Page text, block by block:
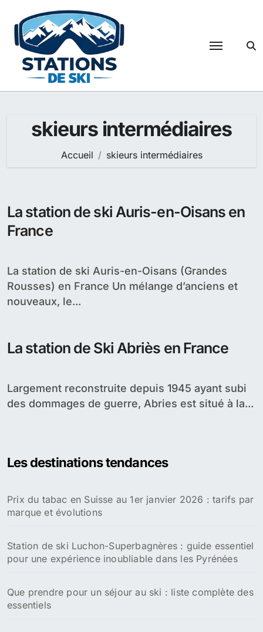
contenu
skieurs intermédiaires
Accueil skieurs intermédiaires
La station de ski Auris-en-Oisans en
France
La station de ski Auris-en-Oisans (Grandes
Rousses) en France Un mélange d’anciens et
nouveaux, le...
La station de Ski Abriès en France
Largement reconstruite depuis 1945 ayant subi
des dommages de guerre, Abries est situé à la...
Les destinations tendances
Prix du tabac en Suisse au 1er janvier 2026 : tarifs par
marque et évolutions
Station de ski Luchon-Superbagnères : guide essentiel
pour une expérience inoubliable dans les Pyrénées
Que prendre pour un séjour au ski : liste complète des
essentiels